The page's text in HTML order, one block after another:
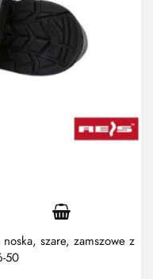
noska, szare, zamszowe z
50